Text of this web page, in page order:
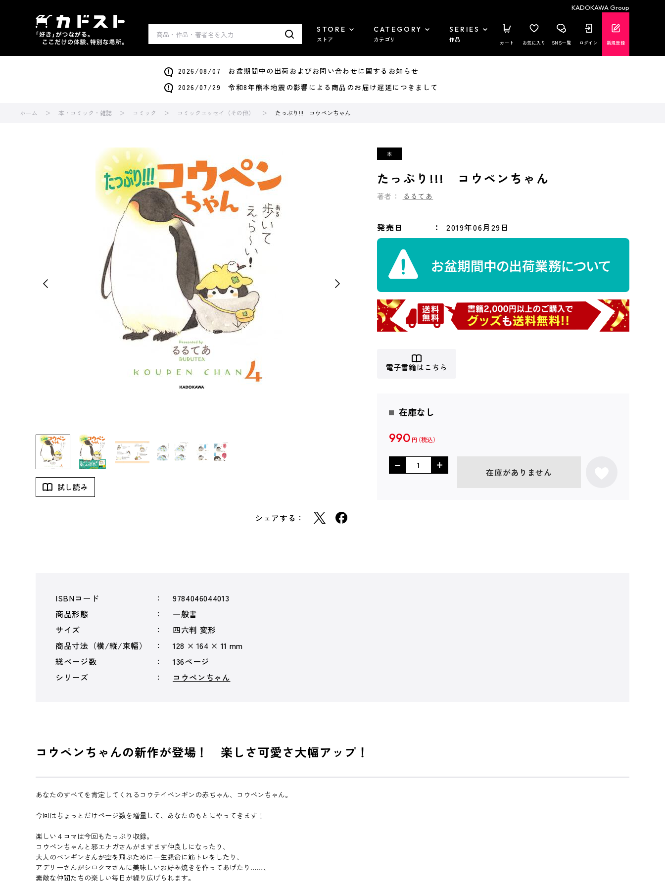
KADOKAWA Group
STORE
ストア
CATEGORY
カテゴリ
SERIES
作品 カート お気に入り SNS一覧 ログイン 新規登録
2026/08/07 お盆期間中の出荷およびお問い合わせに関するお知らせ
2026/07/29 令和8年熊本地震の影響による商品のお届け遅延につきまして
ホーム 本・コミック・雑誌 コミック コミックエッセイ（その他） たっぷり!!! コウペンちゃん
試し読み
シェアする：
たっぷり!!! コウペンちゃん
著者： るるてあ
発売日 2019年06月29日
電子書籍はこちら
在庫なし
990 円
在庫がありません
ISBNコード
9784046044013
商品形態
一般書
サイズ
四六判 変形
商品寸法（横/縦/束幅）
128 × 164 × 11 mm
総ページ数
136ページ
シリーズ
コウペンちゃん
コウペンちゃんの新作が登場！ 楽しさ可愛さ大幅アップ！
あなたのすべてを肯定してくれるコウテイペンギンの赤ちゃん、コウペンちゃん。
今回はちょっとだけページ数を増量して、あなたのもとにやってきます！
楽しい４コマは今回もたっぷり収録。
コウペンちゃんと邪エナガさんがますます仲良しになったり、
大人のペンギンさんが空を飛ぶために一生懸命に筋トレをしたり、
アデリーさんがシロクマさんに美味しいお好み焼きを作ってあげたり……、
素敵な仲間たちの楽しい毎日が繰り広げられます。